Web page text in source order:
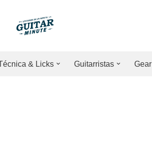
& Licks Guitarristas Gear